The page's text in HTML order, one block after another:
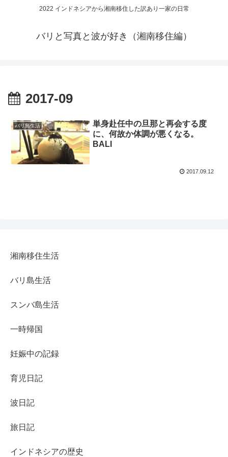
2022 インドネシアから湘南移住した訳あり一家の日常
バリと写真と波が好き（湘南移住編）
2017-09
バリ島生活
単身赴任中の旦那と再会する度
に、何故か体調が悪くなる。
BALI
2017.09.12
湘南移住生活
バリ島生活
スンバ島生活
一時帰国
妊娠中の記録
育児日記
波日記
旅日記
インドネシアの歴史